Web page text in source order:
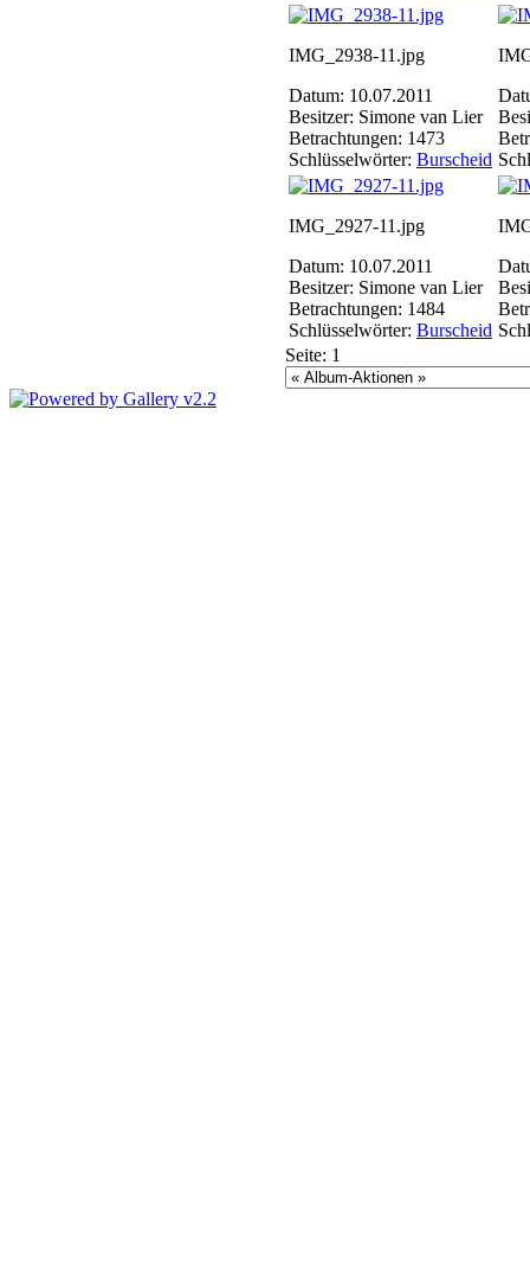
IMG_2938-11.jpg
Datum: 10.07.2011
Besitzer: Simone van Lier
Betrachtungen: 1473
Schlüsselwörter: Burscheid
IMG_2927-11.jpg
Datum: 10.07.2011
Besitzer: Simone van Lier
Betrachtungen: 1484
Schlüsselwörter: Burscheid
Seite: 1